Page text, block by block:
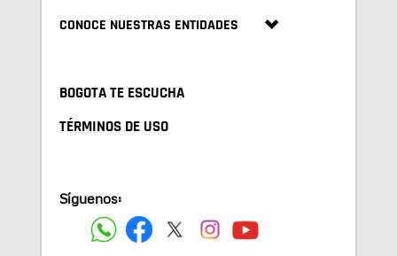
CONOCE NUESTRAS ENTIDADES
BOGOTA TE ESCUCHA
TÉRMINOS DE USO
Síguenos: